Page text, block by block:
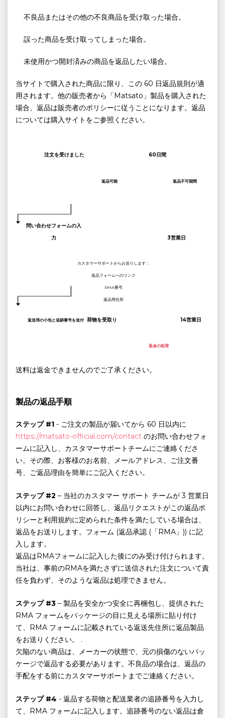
不良品またはその他の不良商品を受け取った場合。
誤った商品を受け取ってしまった場合。
未使用かつ開封済みの商品を返品したい場合。
当サイトで購入された商品に限り、この 60 日返品規則が適
用されます。他の販売者から「Matsato」製品を購入された
場合、返品は販売者のポリシーに従うことになります。返品
については購入サイトをご参照ください。
注文を受けました 60日間
返品可能 返品不可期間
問い合わせフォームの入
力
3営業日
カスタマーサポートからお送りします：
返品フォームへのリンク
RMA番号
返品用住所
返送用の小包と追跡番号を送付 荷物を受取り 14営業日
返金の処理
送料は返金できませんのでご了承ください。
製品の返品手順
ステップ #1 - ご注文の製品が届いてから 60 日以内に
https://matsato-official.com/contact のお問い合わせフォ
ームに記入し、カスタマーサポートチームにご連絡くださ
い。その際、お客様のお名前、メールアドレス、ご注文番
号、ご返品理由を簡単にご記入ください。
ステップ #2 – 当社のカスタマー サポート チームが 3 営業日
以内にお問い合わせに回答し、返品リクエストがこの返品ポ
リシーと利用規約に定められた条件を満たしている場合は、
返品をお送りします。フォーム (返品承認 (「RMA」)) に記
入します。
返品はRMAフォームに記入した後にのみ受け付けられます。
当社は、事前のRMAを満たさずに送信された注文について責
任を負わず、そのような返品は処理できません。
ステップ #3 – 製品を安全かつ安全に再梱包し、提供された
RMA フォームをパッケージの目に見える場所に貼り付け
て、RMA フォームに記載されている返送先住所に返品製品
をお送りください。 .
欠陥のない商品は、メーカーの状態で、元の損傷のないパッ
ケージで返品する必要があります。不良品の場合は、返品の
手配をする前にカスタマーサポートまでご連絡ください。
ステップ #4 - 返品する荷物と配送業者の追跡番号を入力し
て、RMA フォームに記入します。追跡番号のない返品は倉